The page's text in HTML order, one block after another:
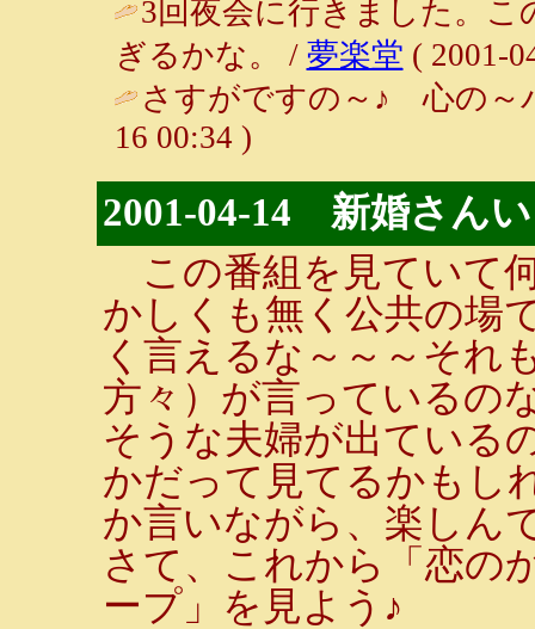
3回夜会に行きました。
ぎるかな。 / 夢楽堂 ( 2001-
さすがですの～♪ 心の～
16 00:34 )
2001-04-14 新婚さん
この番組を見ていて
かしくも無く公共の場
く言えるな～～～それ
方々）が言っているの
そうな夫婦が出ている
かだって見てるかもし
か言いながら、楽しん
さて、これから「恋の
ープ」を見よう♪